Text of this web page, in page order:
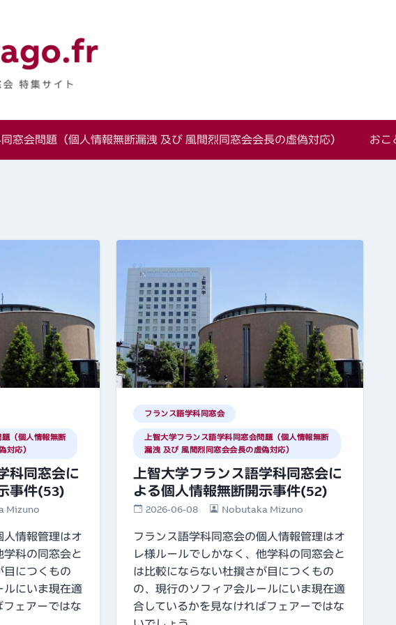
ンス語学科同窓会
窓会問題（個人情報無断漏洩 及び 風間烈同窓会会長の虚偽対応） おこ
（個人情報無断
対応）
科同窓会に
事件(53)
Mizuno
人情報管理はオ
学科の同窓会と
目につくもの
ルにいま現在適
ェアーではな
フランス語学科同窓会
上智大学フランス語学科同窓会問題（個人情報無断
漏洩 及び 風間烈同窓会会長の虚偽対応）
上智大学フランス語学科同窓会に
よる個人情報無断開示事件(52)
2026-06-08 Nobutaka Mizuno
フランス語学科同窓会の個人情報管理はオ
レ様ルールでしかなく、他学科の同窓会と
は比較にならない杜撰さが目につくもの
の、現行のソフィア会ルールにいま現在適
合しているかを見なければフェアーではな